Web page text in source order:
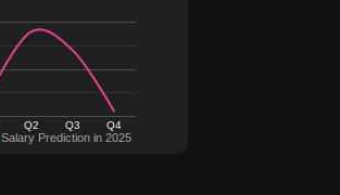
Salary Prediction in 2025
Q2 Q3 Q4